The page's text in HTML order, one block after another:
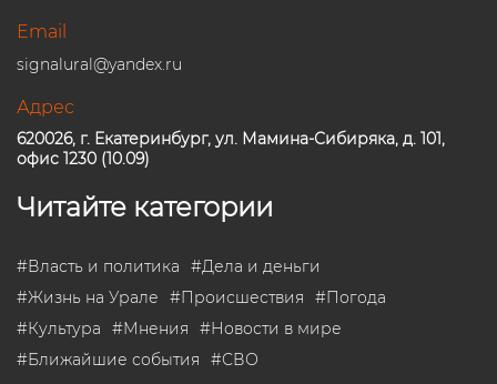
Email
signalural@yandex.ru
Адрес
620026, г. Екатеринбург, ул. Мамина-Сибиряка, д. 101,
офис 1230 (10.09)
Читайте категории
#Власть и политика #Дела и деньги
#Жизнь на Урале #Происшествия #Погода
#Культура #Мнения #Новости в мире
#Ближайшие события #СВО